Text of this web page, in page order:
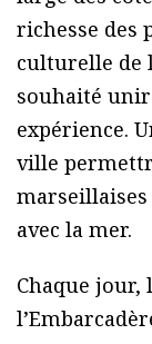
richesse des
culturelle de
souhaité
expérience.
ville
avec la mer.
Chaque jour,